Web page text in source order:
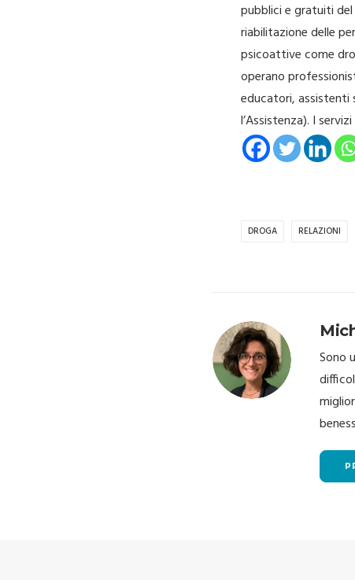
pubblici e gratuiti del
riabilitazione delle
psicoattive come
operano
educatori, assistenti
l’Assistenza). I
DROGA RELAZIONI
Sono